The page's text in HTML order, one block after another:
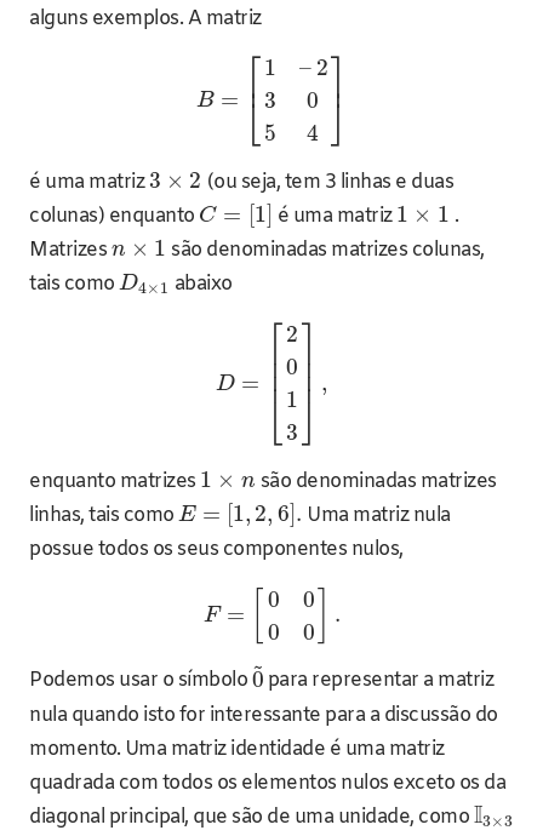
alguns exemplos. A matriz
B = ⎡
⎣
⎢ 1
3
5
– 2
0
4
⎤
⎦⎥
é uma matriz3 × 2 (ou seja, tem 3 linhas e duas
colunas) enquanto C = 1 é uma matriz1 × 1 .
Matrizes n × 1 são denominadas matrizes colunas,
tais como D4×1 abaixo
D =
⎡
⎢⎢⎢
2
0
1
3
⎤⎥⎥⎥ ,
enquanto matrizes 1 × n são denominadas matrizes
linhas, tais como E = 1, 2, 6 . Uma matriz nula
possue todos os seus componentes nulos,
F =
0
0
0
0
.
Podemos usar o símbolo0
~
para representar a matriz
nula quando isto for interessante para a discussão do
momento. Uma matriz identidade é uma matriz
quadrada com todos os elementos nulos exceto os da
diagonal principal, que são de uma unidade, comoI3×3